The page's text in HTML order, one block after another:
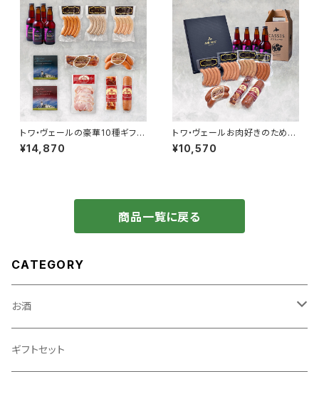
トワ・ヴェールの豪華10種ギフト
セットと「黒松内カシスエール 3
30ml」4本
¥14,870
トワ・ヴェールお肉好きのための
ギフトセットと「黒松内カシスエ
ール330ml」4本
¥10,570
商品一覧に戻る
CATEGORY
お酒
リキュール
ギフトセット